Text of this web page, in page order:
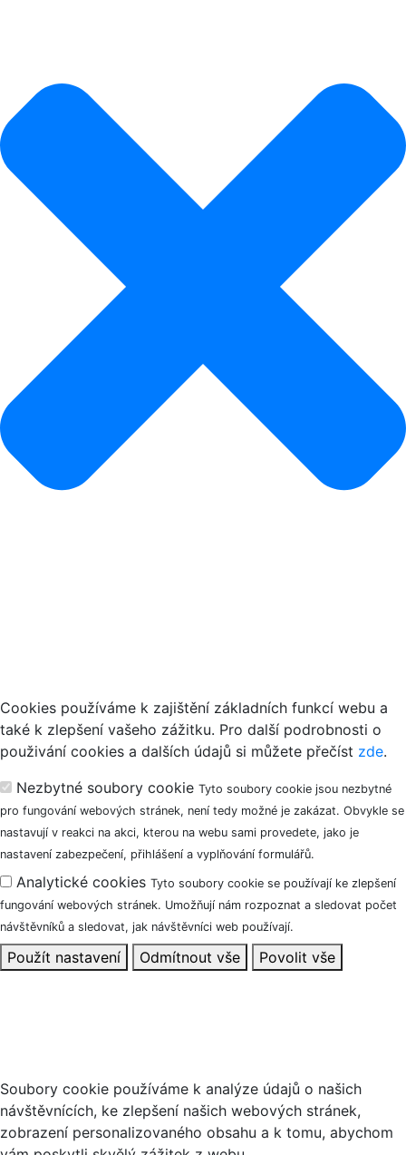
Cookies používáme k zajištění základních funkcí webu a
také k zlepšení vašeho zážitku. Pro další podrobnosti o
použivání cookies a dalších údajů si můžete přečíst zde.
Nezbytné soubory cookie Tyto soubory cookie jsou nezbytné
pro fungování webových stránek, není tedy možné je zakázat. Obvykle se
nastavují v reakci na akci, kterou na webu sami provedete, jako je
nastavení zabezpečení, přihlášení a vyplňování formulářů.
Analytické cookies Tyto soubory cookie se používají ke zlepšení
fungování webových stránek. Umožňují nám rozpoznat a sledovat počet
návštěvníků a sledovat, jak návštěvníci web používají.
Použít nastavení Odmítnout vše Povolit vše
Soubory cookie používáme k analýze údajů o našich
návštěvnících, ke zlepšení našich webových stránek,
zobrazení personalizovaného obsahu a k tomu, abychom